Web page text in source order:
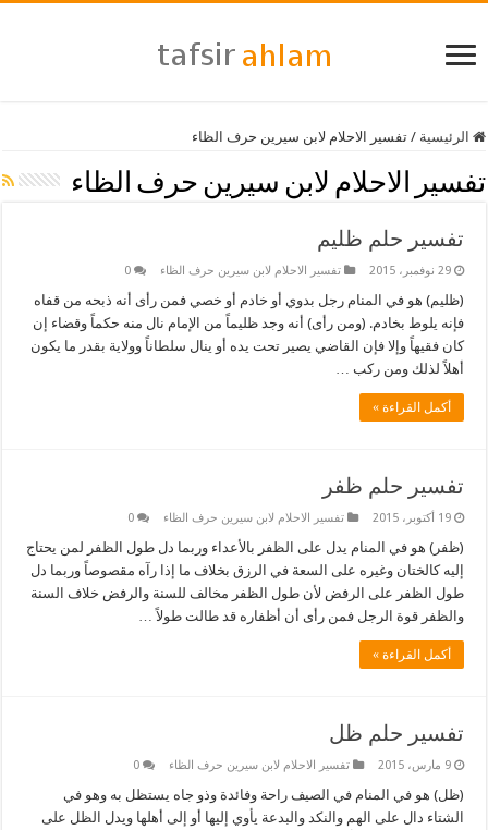
الرئيسية / تفسير الاحلام لابن سيرين حرف الظاء
تفسير الاحلام لابن سيرين حرف الظاء
تفسير حلم ظليم
29 نوفمبر، 2015 تفسير الاحلام لابن سيرين حرف الظاء 0
(ظليم) هو في المنام رجل بدوي أو خادم أو خصي فمن رأى أنه ذبحه من قفاه
فإنه يلوط بخادم. (ومن رأى) أنه وجد ظليماً من الإمام نال منه حكماً وقضاء إن
كان فقيهاً وإلا فإن القاضي يصير تحت يده أو ينال سلطاناً وولاية بقدر ما يكون
أهلاً لذلك ومن ركب …
أكمل القراءة »
تفسير حلم ظفر
19 أكتوبر، 2015 تفسير الاحلام لابن سيرين حرف الظاء 0
(ظفر) هو في المنام يدل على الظفر بالأعداء وربما دل طول الظفر لمن يحتاج
إليه كالختان وغيره على السعة في الرزق بخلاف ما إذا رآه مقصوصاً وربما دل
طول الظفر على الرفض لأن طول الظفر مخالف للسنة والرفض خلاف السنة
والظفر قوة الرجل فمن رأى أن أظفاره قد طالت طولاً …
أكمل القراءة »
تفسير حلم ظل
9 مارس، 2015 تفسير الاحلام لابن سيرين حرف الظاء 0
(ظل) هو في المنام في الصيف راحة وفائدة وذو جاه يستظل به وهو في
الشتاء دال على الهم والنكد والبدعة يأوي إليها أو إلى أهلها ويدل الظل على